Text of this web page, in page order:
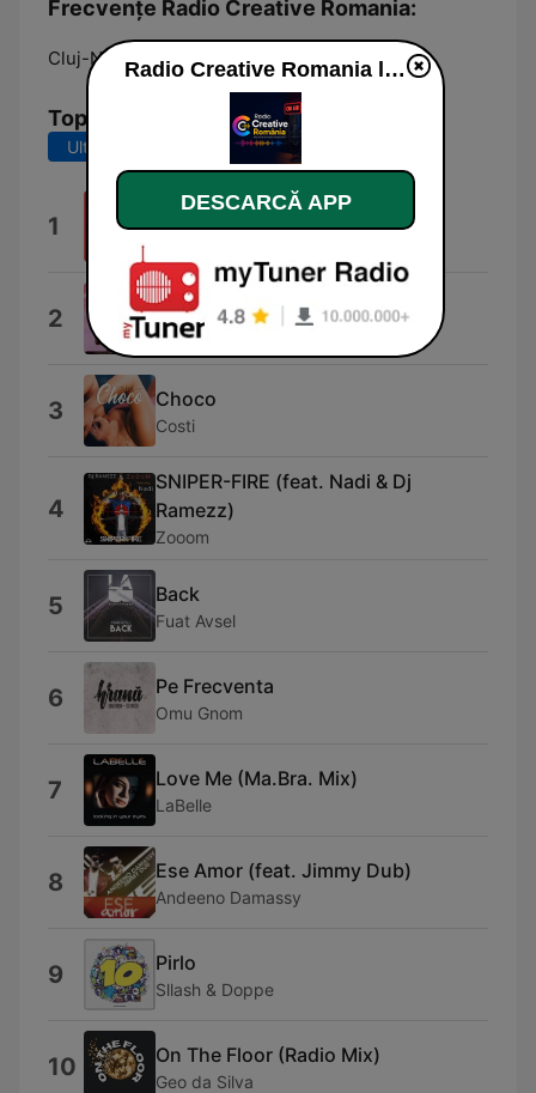
Frecvențe Radio Creative Romania:
Cluj-Napoca: DAB
Top melodii
Ultimele 7 zile Ultimele 30 de zile
1 Up'n Away (feat. DJ Ramezz)
2 Morenita (Radio Mix)
Geo da Silva
3 Choco
Costi
4
SNIPER-FIRE (feat. Nadi & Dj
Ramezz)
Zooom
5 Back
Fuat Avsel
6 Pe Frecventa
Omu Gnom
7 Love Me (Ma.Bra. Mix)
LaBelle
8 Ese Amor (feat. Jimmy Dub)
Andeeno Damassy
9 Pirlo
Sllash & Doppe
10 On The Floor (Radio Mix)
Geo da Silva
Radio Creative Romania live
DESCARCĂ APP